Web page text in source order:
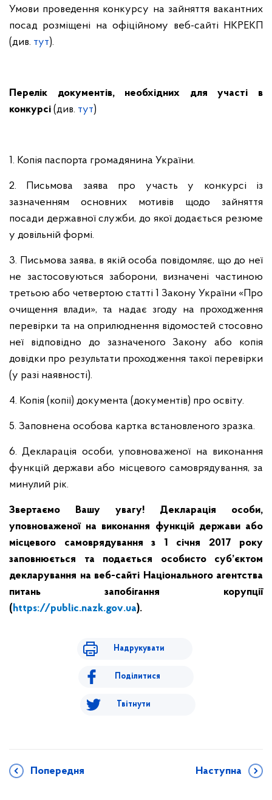
Умови проведення конкурсу на зайняття вакантних
посад розміщені на офіційному веб-сайті НКРЕКП
(див. тут).
Перелік документів, необхідних для участі в
конкурсі (див. тут)
1. Копія паспорта громадянина України.
2. Письмова заява про участь у конкурсі із
зазначенням основних мотивів щодо зайняття
посади державної служби, до якої додається резюме
у довільній формі.
3. Письмова заява, в якій особа повідомляє, що до неї
не застосовуються заборони, визначені частиною
третьою або четвертою статті 1 Закону України «Про
очищення влади», та надає згоду на проходження
перевірки та на оприлюднення відомостей стосовно
неї відповідно до зазначеного Закону або копія
довідки про результати проходження такої перевірки
(у разі наявності).
4. Копія (копії) документа (документів) про освіту.
5. Заповнена особова картка встановленого зразка.
6. Декларація особи, уповноваженої на виконання
функцій держави або місцевого самоврядування, за
минулий рік.
Звертаємо Вашу увагу! Декларація особи,
уповноваженої на виконання функцій держави або
місцевого самоврядування з 1 січня 2017 року
заповнюється
та подається особисто суб’єктом
декларування на веб-сайті Національного агентства
питань запобігання корупції
(https://public.nazk.gov.ua).
Надрукувати
Поділитися
Твітнути
Попередня Наступна